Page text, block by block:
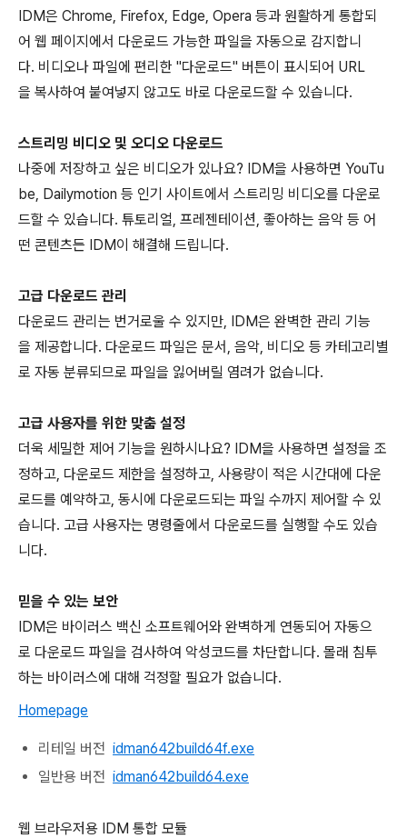
IDM은 Chrome, Firefox, Edge, Opera 등과 원활하게 통합되
어 웹 페이지에서 다운로드 가능한 파일을 자동으로 감지합니
다. 비디오나 파일에 편리한 "다운로드" 버튼이 표시되어 URL
을 복사하여 붙여넣지 않고도 바로 다운로드할 수 있습니다.
스트리밍 비디오 및 오디오 다운로드
나중에 저장하고 싶은 비디오가 있나요? IDM을 사용하면 YouTu
be, Dailymotion 등 인기 사이트에서 스트리밍 비디오를 다운로
드할 수 있습니다. 튜토리얼, 프레젠테이션, 좋아하는 음악 등 어
떤 콘텐츠든 IDM이 해결해 드립니다.
고급 다운로드 관리
다운로드 관리는 번거로울 수 있지만, IDM은 완벽한 관리 기능
을 제공합니다. 다운로드 파일은 문서, 음악, 비디오 등 카테고리별
로 자동 분류되므로 파일을 잃어버릴 염려가 없습니다.
고급 사용자를 위한 맞춤 설정
더욱 세밀한 제어 기능을 원하시나요? IDM을 사용하면 설정을 조
정하고, 다운로드 제한을 설정하고, 사용량이 적은 시간대에 다운
로드를 예약하고, 동시에 다운로드되는 파일 수까지 제어할 수 있
습니다. 고급 사용자는 명령줄에서 다운로드를 실행할 수도 있습
니다.
믿을 수 있는 보안
IDM은 바이러스 백신 소프트웨어와 완벽하게 연동되어 자동으
로 다운로드 파일을 검사하여 악성코드를 차단합니다. 몰래 침투
하는 바이러스에 대해 걱정할 필요가 없습니다.
Homepage
리테일 버전 idman642build64f.exe
일반용 버전 idman642build64.exe
웹 브라우저용 IDM 통합 모듈